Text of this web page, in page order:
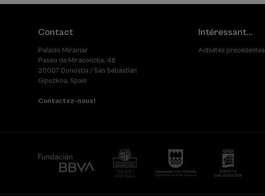
Contact
Palacio Miramar
Paseo de Miraconcha, 48
20007 Donostia / San Sebastián
Gipuzkoa, Spain
Contactez-nous!
Intéressant...
Activités précédentes